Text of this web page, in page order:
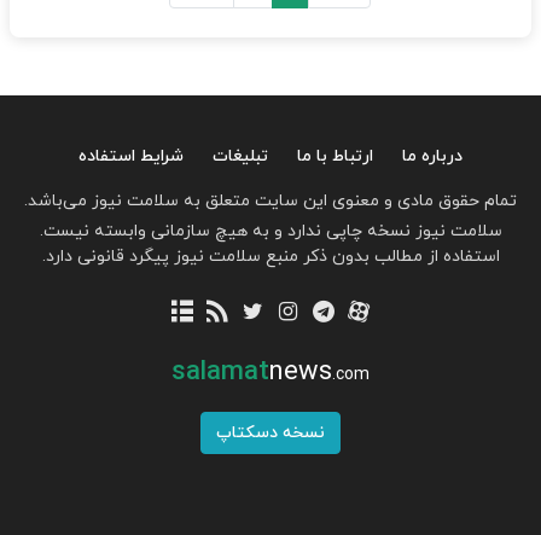
درباره ما ارتباط با ما تبلیغات
شرایط استفاده
تمام حقوق مادی و معنوی این سایت متعلق به سلامت نیوز می‌باشد.
سلامت نیوز نسخه چاپی ندارد و به هیچ سازمانی وابسته نیست.
استفاده از مطالب بدون ذکر منبع سلامت نیوز پیگرد قانونی دارد.
salamatnews.com
نسخه دسکتاپ